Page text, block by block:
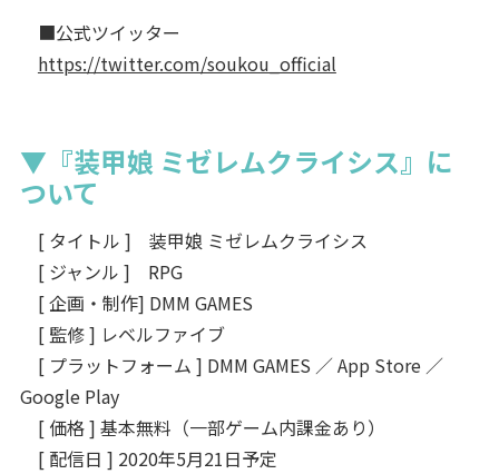
■公式ツイッター
https://twitter.com/soukou_official
▼『装甲娘 ミゼレムクライシス』に
ついて
[ タイトル ] 装甲娘 ミゼレムクライシス
[ ジャンル ] RPG
[ 企画・制作] DMM GAMES
[ 監修 ] レベルファイブ
[ プラットフォーム ] DMM GAMES ／ App Store ／
Google Play
[ 価格 ] 基本無料（一部ゲーム内課金あり）
[ 配信日 ] 2020年5月21日予定